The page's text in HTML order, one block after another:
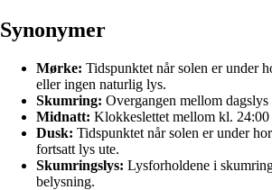
Synonymer
Mørke: Tidspunktet når solen er under
eller ingen naturlig lys.
Skumring: Overgangen mellom
Midnatt: Klokkeslettet mellom kl.
Dusk: Tidspunktet når solen er under
fortsatt lys ute.
Skumringslys: Lysforholdene i
belysning.